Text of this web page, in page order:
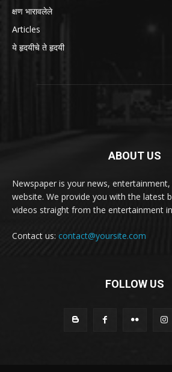
क्षण भारावलेले
Articles
ये हृदयीचे ते हृदयी
ABOUT US
Newspaper is your news,
website. We provide you with the latest
videos straight from the entertainment
Contact us: contact@yoursite.com
FOLLOW US